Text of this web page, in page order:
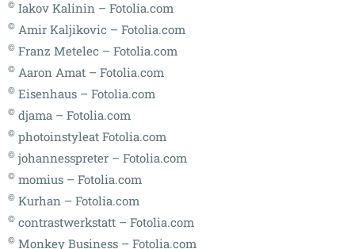
© Iakov Kalinin – Fotolia.com
© Amir Kaljikovic – Fotolia.com
© Franz Metelec – Fotolia.com
© Aaron Amat – Fotolia.com
© Eisenhaus – Fotolia.com
© djama – Fotolia.com
© photoinstyleat Fotolia.com
© johannesspreter – Fotolia.com
© momius – Fotolia.com
© Kurhan – Fotolia.com
© contrastwerkstatt – Fotolia.com
© Monkey Business – Fotolia.com